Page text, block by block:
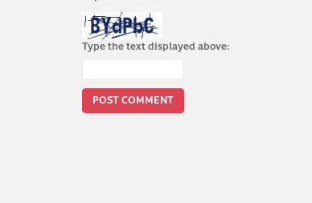
Type the text displayed above: